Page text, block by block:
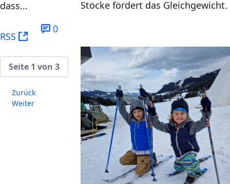
dass...
0
RSS (Öffnet neues Fenster)
Seite 1 von 3
Zurück
Weiter
Stöcke fördert das Gleichgewicht.